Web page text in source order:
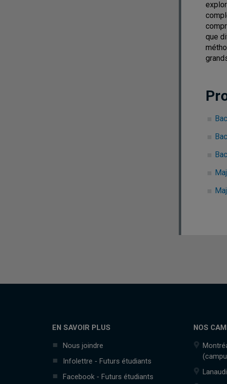
que
EN SAVOIR PLUS
Nous joindre
Infolettre - Futurs étudiants
Facebook - Futurs étudiants
NOS